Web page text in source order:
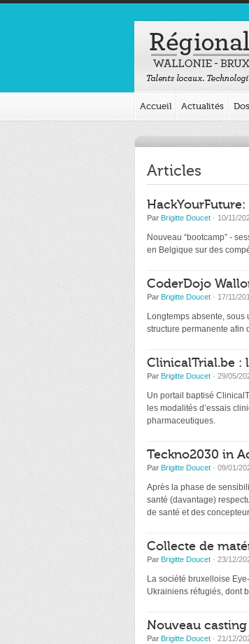
Accueil Actualités
Articles
Par Brigitte Doucet · 10/11/
Nouveau “bootcamp” -
en Belgique sur des
CoderDojo
Par Brigitte Doucet · 17/11/
Longtemps absente,
structure permanente afin
ClinicalTrial.be :
Par Brigitte Doucet · 29/05/
Un portail baptisé
les modalités d’essais
pharmaceutiques.
Teckno2030 in
Par Brigitte Doucet · 09/01/
Après la phase de
santé (davantage)
de santé et des
Collecte de
Par Brigitte Doucet · 23/12/
La société bruxelloise
Ukrainiens réfugiés, dont
Nouveau
Par Brigitte Doucet · 21/12/